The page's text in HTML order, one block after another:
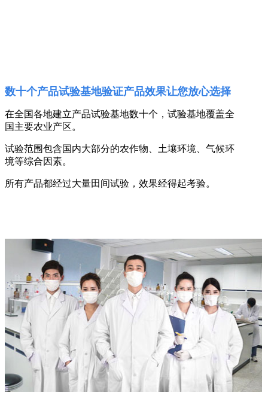
数十个产品试验基地验证产品效果让您放心选择
在全国各地建立产品试验基地数十个，试验基地覆盖全
国主要农业产区。
试验范围包含国内大部分的农作物、土壤环境、气候环
境等综合因素。
所有产品都经过大量田间试验，效果经得起考验。